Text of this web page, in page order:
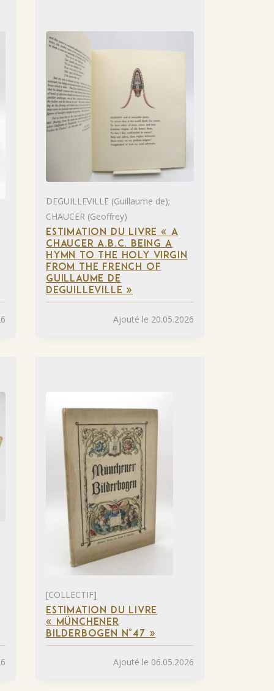
DEGUILLEVILLE (Guillaume de);
CHAUCER (Geoffrey)
ESTIMATION DU LIVRE « A
CHAUCER A.B.C. BEING A
HYMN TO THE HOLY VIRGIN
FROM THE FRENCH OF
GUILLAUME DE
DEGUILLEVILLE »
Ajouté le 20.05.2026
[COLLECTIF]
ESTIMATION DU LIVRE
« MÜNCHENER
BILDERBOGEN N°47 »
Ajouté le 06.05.2026